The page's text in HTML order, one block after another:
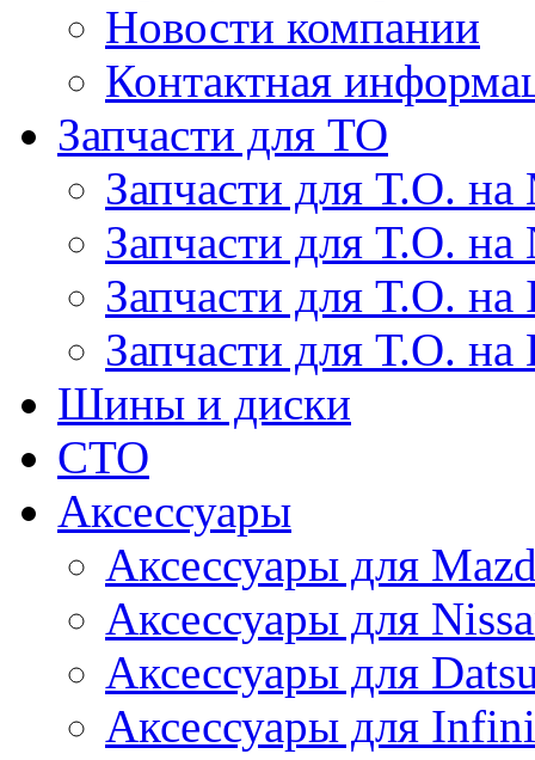
Новости компании
Контактная
Запчасти для ТО
Запчасти для Т.О. на
Запчасти для Т.О. на
Запчасти для Т.О.
Запчасти для Т.О. на
Шины и диски
СТО
Аксессуары
Аксессуары для
Аксессуары для
Аксессуары для
Аксессуары для